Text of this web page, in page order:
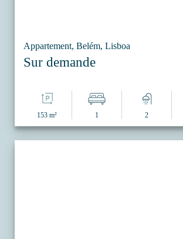
Appartement, Belém, Lisboa
Sur demande
153 m² 1 2